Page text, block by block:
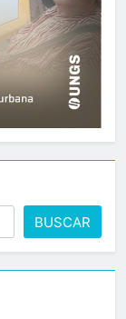
BUSCAR